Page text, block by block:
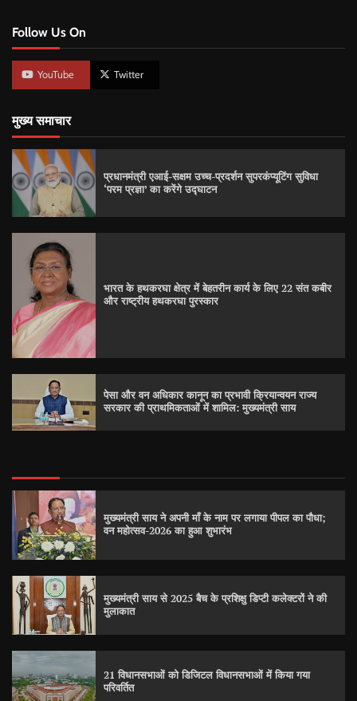
Follow Us On
YouTube Twitter
मुख्य समाचार
प्रधानमंत्री एआई-सक्षम उच्च-प्रदर्शन सुपरकंप्यूटिंग सुविधा
‘परम प्रज्ञा’ का करेंगे उद्घाटन
भारत के हथकरघा क्षेत्र में बेहतरीन कार्य के लिए 22 संत कबीर
और राष्ट्रीय हथकरघा पुरस्कार
पेसा और वन अधिकार कानून का प्रभावी क्रियान्वयन राज्य
सरकार की प्राथमिकताओं में शामिल: मुख्यमंत्री साय
मुख्यमंत्री साय ने अपनी माँ के नाम पर लगाया पीपल का पौधा;
वन महोत्सव-2026 का हुआ शुभारंभ
मुख्यमंत्री साय से 2025 बैच के प्रशिक्षु डिप्टी कलेक्टरों ने की
मुलाकात
21 विधानसभाओं को डिजिटल विधानसभाओं में किया गया
परिवर्तित